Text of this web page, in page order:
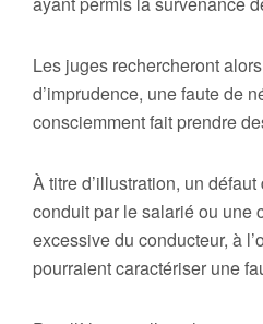
Les juges rechercheront
d’imprudence, une faute de
consciemment fait prendre
À titre d’illustration, un
conduit par le salarié ou une
excessive du conducteur, à
pourraient caractériser une